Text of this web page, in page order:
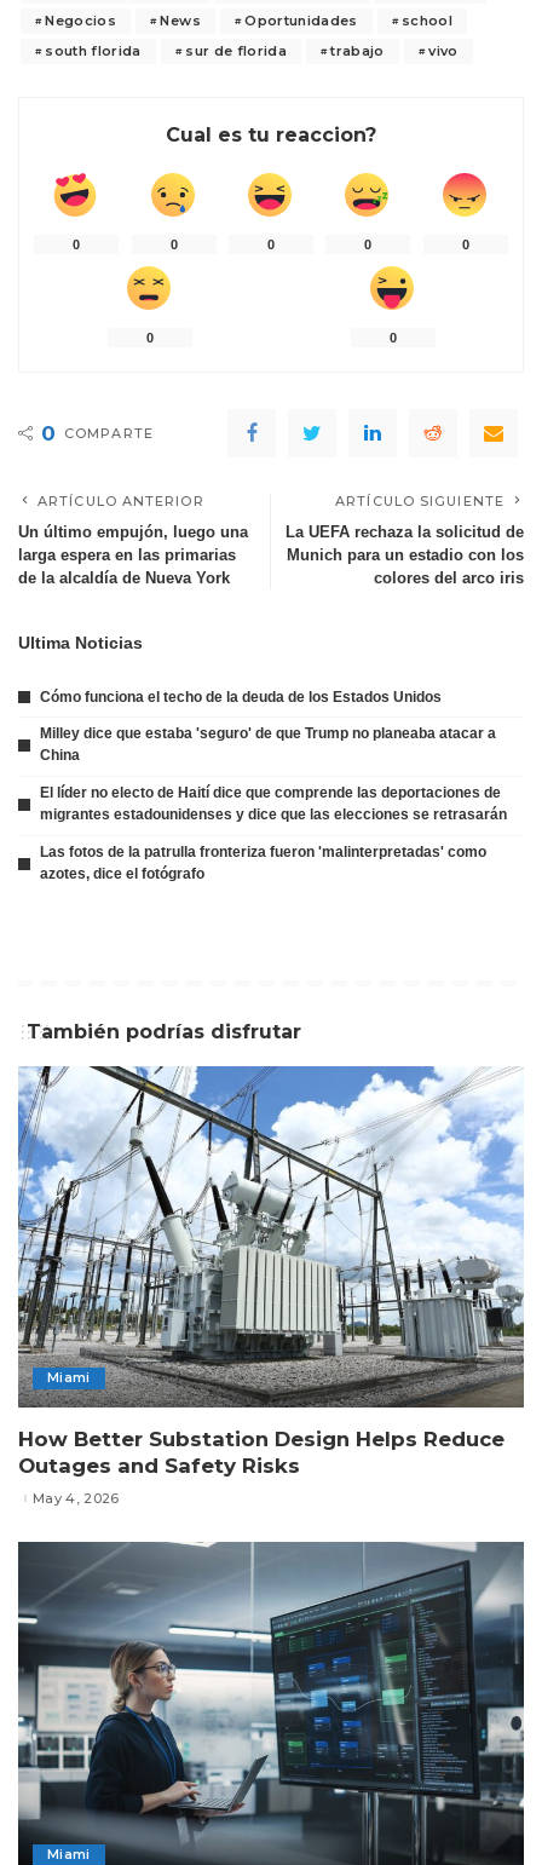
Negocios News Oportunidades
school
south florida
sur de florida trabajo vivo
Cual es tu reaccion?
0 0 0 0 0
0 0
0 COMPARTE
ARTÍCULO ANTERIOR
Un último empujón, luego una
larga espera en las primarias
de la alcaldía de Nueva York
ARTÍCULO SIGUIENTE
La UEFA rechaza la solicitud de
Munich para un estadio con los
colores del arco iris
Ultima Noticias
Cómo funciona el techo de la deuda de los Estados Unidos
Milley dice que estaba 'seguro' de que Trump no planeaba atacar a
China
El líder no electo de Haití dice que comprende las deportaciones de
migrantes estadounidenses y dice que las elecciones se retrasarán
Las fotos de la patrulla fronteriza fueron 'malinterpretadas' como
azotes, dice el fotógrafo
También podrías disfrutar
Miami
How Better Substation Design Helps Reduce
Outages and Safety Risks
May 4, 2026
Miami